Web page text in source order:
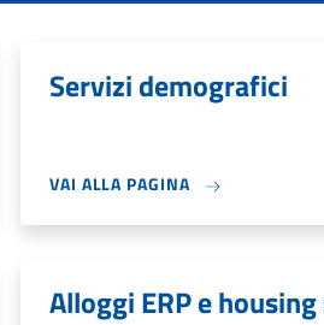
Servizi demografici
VAI ALLA PAGINA
Alloggi ERP e